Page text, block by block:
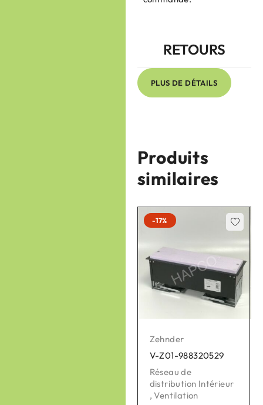
RETOURS
PLUS DE DÉTAILS
Produits
similaires
-17%
Zehnder
V-Z01-988320529
Réseau de
distribution Intérieur
, Ventilation